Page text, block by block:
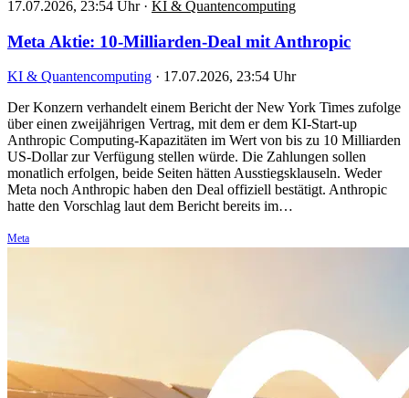
17.07.2026, 23:54 Uhr · KI & Quantencomputing
Meta Aktie: 10-Milliarden-Deal mit Anthropic
KI & Quantencomputing · 17.07.2026, 23:54 Uhr
Der Konzern verhandelt einem Bericht der New York Times zufolge
über einen zweijährigen Vertrag, mit dem er dem KI-Start-up
Anthropic Computing-Kapazitäten im Wert von bis zu 10 Milliarden
US-Dollar zur Verfügung stellen würde. Die Zahlungen sollen
monatlich erfolgen, beide Seiten hätten Ausstiegsklauseln. Weder
Meta noch Anthropic haben den Deal offiziell bestätigt. Anthropic
hatte den Vorschlag laut dem Bericht bereits im…
Meta